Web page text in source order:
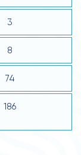
3
8
74
186